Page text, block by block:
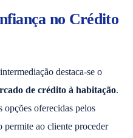
no Crédito
destaca-se o
de crédito à habitação.
opções oferecidas pelos
permite ao cliente proceder